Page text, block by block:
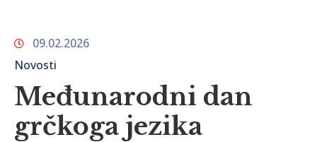
09.02.2026
Novosti
Međunarodni dan
grčkoga jezika